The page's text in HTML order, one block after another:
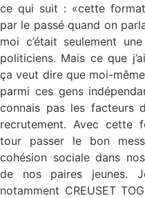
ce qui suit : «cette
par le passé quand on
moi c’était seulement
politiciens. Mais ce que
ça veut dire que moi-
parmi ces gens
connais pas les facteurs
recrutement. Avec cette
tour passer le bon
cohésion sociale dans
de nos paires jeunes.
notamment CREUSET